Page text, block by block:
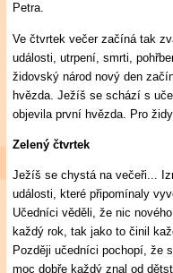
Petra.
Ve čtvrtek večer začíná tak
události, utrpení, smrti,
židovský národ nový den
hvězda. Ježíš se schází s
objevila první hvězda. Pro
Zelený čtvrtek
Ježíš se chystá na večeři...
události, které připomínaly
Učedníci věděli, že nic
každý rok, tak jako to činil
Později učedníci pochopí, že
moc dobře každý znal od